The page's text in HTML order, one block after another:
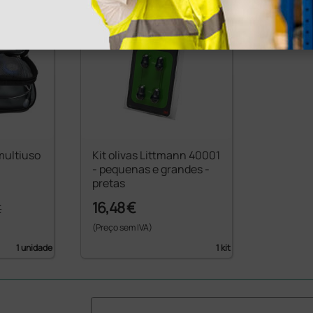
em pacientes adultos e
e tem uma garantia de sete
em dois tamanhos, grandes e
e um valor excecional.
do seu compromisso com a
1 unidade
Kit olivas Littmann 40001
- pequenas e grandes -
pretas
16,48 €
(Preço sem IVA)
1 kit